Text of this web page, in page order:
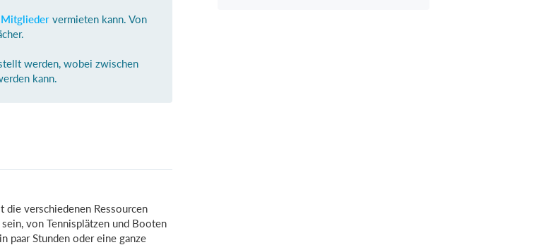
Mitglieder vermieten kann. Von
werden, wobei zwischen
kann.
die verschiedenen Ressourcen
von Tennisplätzen und Booten
paar Stunden oder eine ganze